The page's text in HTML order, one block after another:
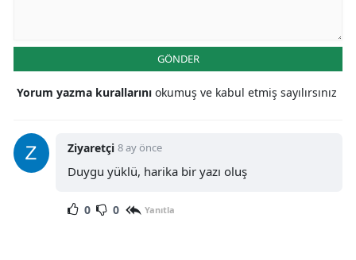
GÖNDER
Yorum yazma kurallarını okumuş ve kabul etmiş sayılırsınız
Ziyaretçi 8 ay önce
Duygu yüklü, harika bir yazı oluş
0 0 Yanıtla